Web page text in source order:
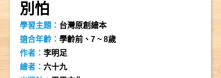
別怕
學習主題： 台灣原創繪本
適合年齡：學齡前、7 ~ 8歲
作者：李明足
繪者： 六十九